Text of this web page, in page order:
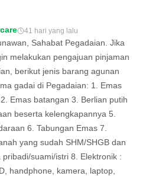
41 hari yang lalu
Sahabat Pegadaian. Jika
melakukan pengajuan pinjaman
berikut jenis barang agunan
gadai di Pegadaian: 1. Emas
Emas batangan 3. Berlian putih
beserta kelengkapannya 5.
6. Tabungan Emas 7.
yang sudah SHM/SHGB dan
pribadi/suami/istri 8. Elektronik :
handphone, kamera, laptop,